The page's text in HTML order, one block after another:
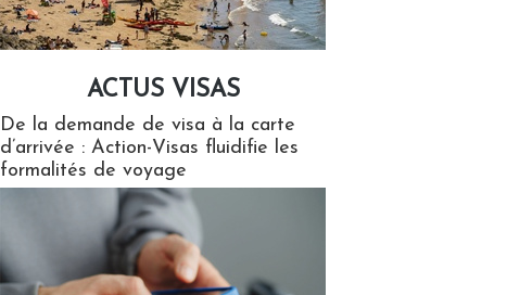
ACTUS VISAS
De la demande de visa à la carte
d’arrivée : Action-Visas fluidifie les
formalités de voyage